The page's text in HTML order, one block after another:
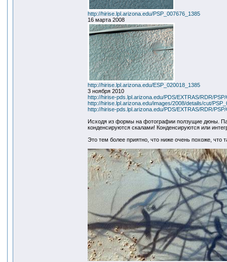
http://hirise.lpl.arizona.edu/PSP_007676_1385
16 марта 2008
http://hirise.lpl.arizona.edu/ESP_020018_1385
3 ноября 2010
http://hirise-pds.lpl.arizona.edu/PDS/EXTRAS/RDR/
http://hirise.lpl.arizona.edu/images/2008/details/cut/
http://hirise-pds.lpl.arizona.edu/PDS/EXTRAS/RDR/
Исходя из формы на фотографии ползущие дюны.
конденсируются скалами! Конденсируются или
Это тем более приятно, что ниже очень похоже, что